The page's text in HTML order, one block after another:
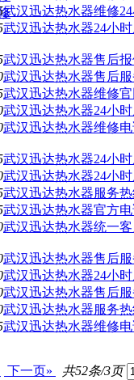
武汉迅达热水器维修
武汉迅达热水器24小
武汉迅达热水器售后
武汉迅达热水器售后
武汉迅达热水器维修
武汉迅达热水器24小
武汉迅达热水器维修
武汉迅达热水器24小
武汉迅达热水器24小
武汉迅达热水器服务
武汉迅达热水器官方
武汉迅达热水器统一客
武汉迅达热水器售后
武汉迅达热水器24小
武汉迅达热水器售后
武汉迅达热水器服务
武汉迅达热水器维修电
下一页»
共52条/3页